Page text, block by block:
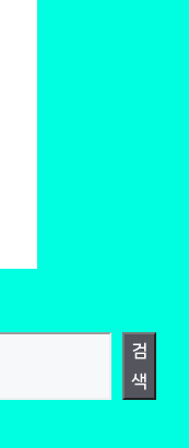
검
색